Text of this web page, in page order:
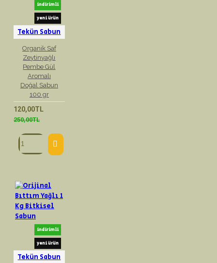
indirimli
yeni ürün
Tekün Sabun
Organik Saf
Zeytinyağlı
Pembe Gül
Aromalı
Doğal Sabun
100 gr
120,00TL
250,00TL
indirimli
yeni ürün
Tekün Sabun